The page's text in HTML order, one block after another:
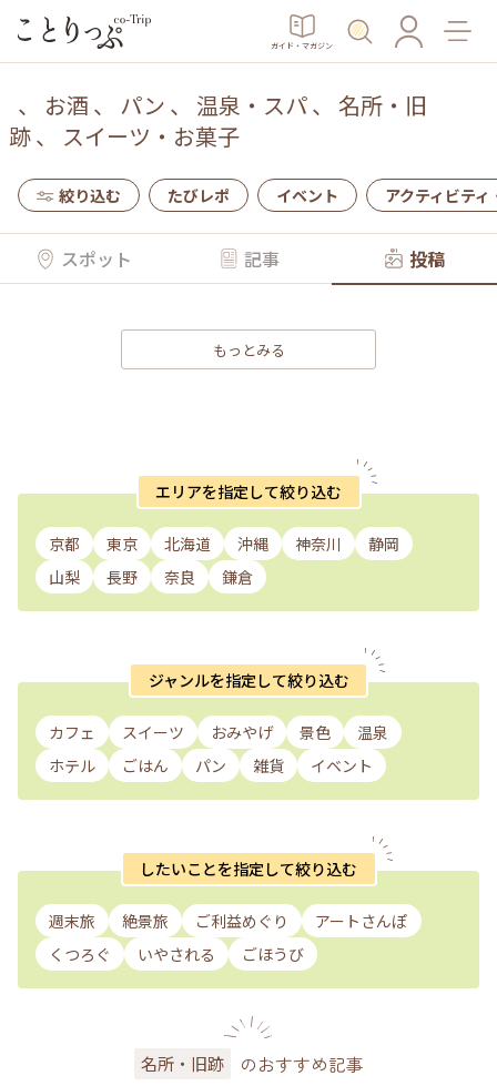
ガイド・マガジン
、 お酒 、 パン 、 温泉・スパ、 名所・旧
跡、 スイーツ・お菓子
絞り込む たびレポ イベント アクティビティ
スポット 記事 投稿
もっとみる
エリアを指定して絞り込む
京都 東京 北海道 沖縄 神奈川
静岡
山梨
長野 奈良 鎌倉
ジャンルを指定して絞り込む
カフェ スイーツ おみやげ 景色
温泉
ホテル
ごはん パン 雑貨 イベント
したいことを指定して絞り込む
週末旅 絶景旅 ご利益めぐり
アートさんぽ
くつろぐ
いやされる ごほうび
名所・旧跡 のおすすめ記事